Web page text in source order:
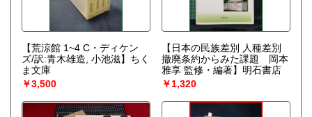
【荒涼館 1~4 C・ディケン
ズ/訳:青木雄造, 小池滋】ちく
ま文庫
￥3,500
【日本の民族差別 人種差別
撤廃条約からみた課題 岡本
雅享 監修・編著】明石書店
￥1,320